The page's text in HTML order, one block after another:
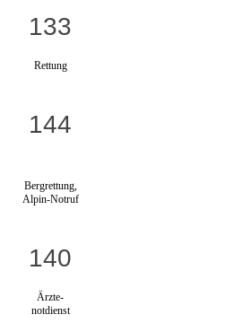
133
Rettung
144
Bergrettung,
Alpin-Notruf
140
Ärzte-
notdienst